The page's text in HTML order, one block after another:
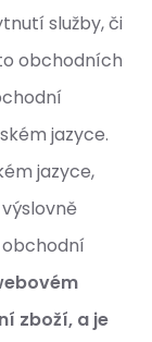
služby, či
obchodních
jazyce.
jazyce,
obchodní
zboží, a je